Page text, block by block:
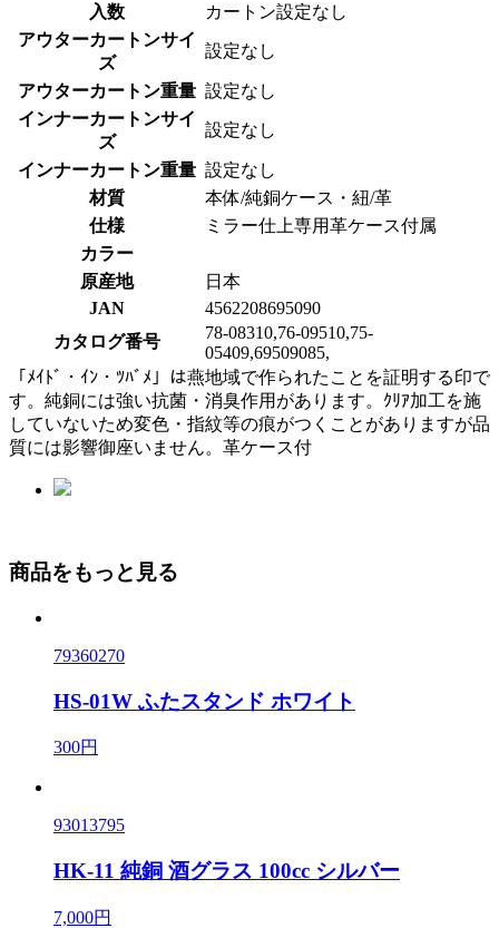
入数
カートン設定なし
アウターカートンサイ
ズ
設定なし
アウターカートン重量 設定なし
インナーカートンサイ
ズ
設定なし
インナーカートン重量 設定なし
材質
本体/純銅ケース・紐/革
仕様
ミラー仕上専用革ケース付属
カラー
原産地
日本
JAN
4562208695090
カタログ番号
78-08310,76-09510,75-
05409,69509085,
「ﾒｲﾄﾞ・ｲﾝ・ﾂﾊﾞﾒ」は燕地域で作られたことを証明する印で
す。純銅には強い抗菌・消臭作用があります。ｸﾘｱ加工を施
していないため変色・指紋等の痕がつくことがありますが品
質には影響御座いません。革ケース付
商品をもっと見る
79360270
HS-01W ふたスタンド ホワイト
300円
93013795
HK-11 純銅 酒グラス 100cc シルバー
7,000円